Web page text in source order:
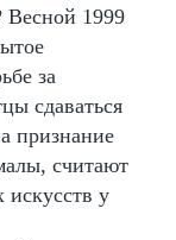
Весной 1999
за
сдаваться
признание
считают
у